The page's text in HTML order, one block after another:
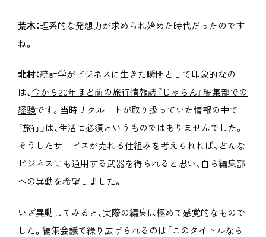
荒木：理系的な発想力が求められ始めた時代だったのです
ね。
北村：統計学がビジネスに生きた瞬間として印象的なの
は、今から20年ほど前の旅行情報誌『じゃらん』編集部での
経験です。当時リクルートが取り扱っていた情報の中で
「旅行」は、生活に必須というものではありませんでした。
そうしたサービスが売れる仕組みを考えられれば、どんな
ビジネスにも通用する武器を得られると思い、自ら編集部
への異動を希望しました。
いざ異動してみると、実際の編集は極めて感覚的なもので
した。編集会議で繰り広げられるのは「このタイトルなら